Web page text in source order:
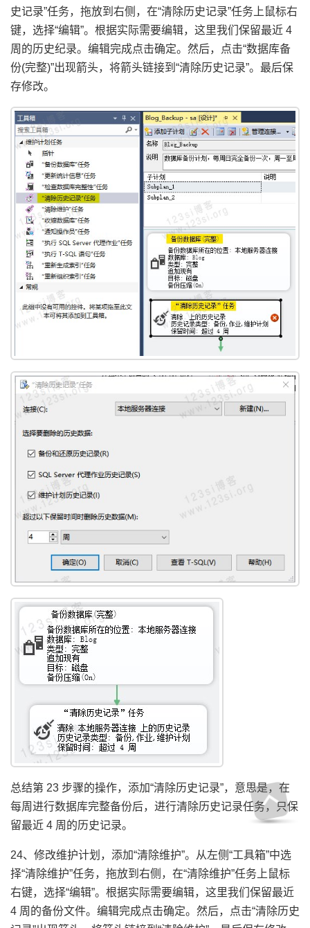
史记录”任务，拖放到右侧，在“清除历史记录”任务上鼠标右
键，选择“编辑”。根据实际需要编辑，这里我们保留最近 4
周的历史纪录。编辑完成点击确定。然后，点击“数据库备
份(完整)”出现箭头，将箭头链接到“清除历史记录”。最后保
存修改。
总结第 23 步骤的操作，添加“清除历史记录”，意思是，在
每周进行数据库完整备份后，进行清除历史记录任务，只保
留最近 4 周的历史记录。
24、修改维护计划，添加“清除维护”。从左侧“工具箱”中选
择“清除维护”任务，拖放到右侧，在“清除维护”任务上鼠标
右键，选择“编辑”。根据实际需要编辑，这里我们保留最近
4 周的备份文件。编辑完成点击确定。然后，点击“清除历史